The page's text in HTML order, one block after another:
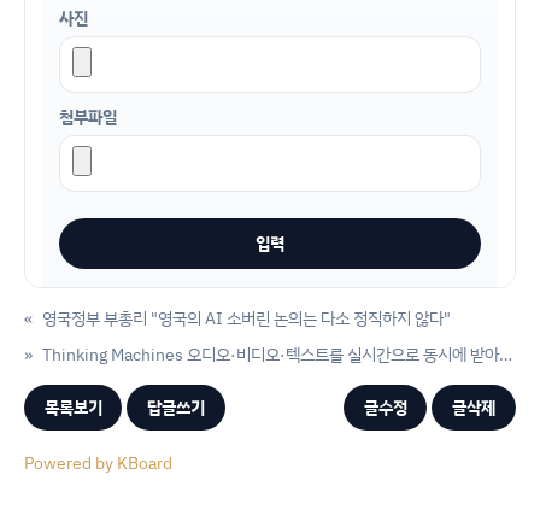
사진
첨부파일
« 영국정부 부총리 "영국의 AI 소버린 논의는 다소 정직하지 않다"
Thinking Machines 오디오·비디오·텍스트를 실시간으로 동시에 받아들이고, 생각하고, 말하고, 행동할 수 있는 모델 발표
»
목록보기 답글쓰기 글수정 글삭제
Powered by KBoard